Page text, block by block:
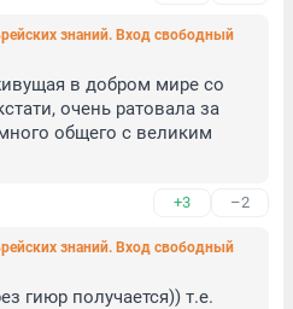
знаний. Вход свободный
в добром мире со
очень ратовала за
общего с великим
+3 –2
знаний. Вход свободный
гиюр получается)) т.е.